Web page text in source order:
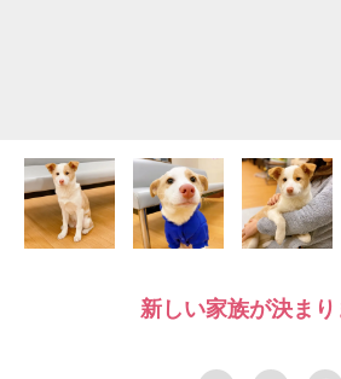
新しい家族が決まり